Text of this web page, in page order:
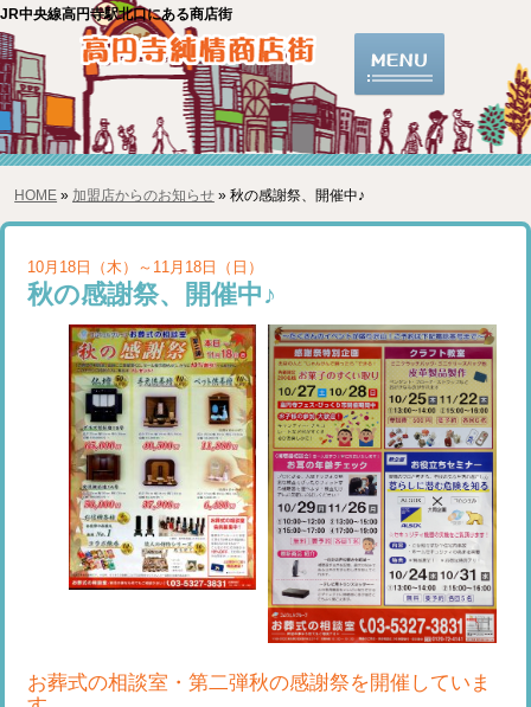
JR中央線高円寺駅北口にある商店街
HOME » 加盟店からのお知らせ» 秋の感謝祭、開催中♪
10月18日（木）～11月18日（日）
秋の感謝祭、開催中♪
お葬式の相談室・第二弾秋の感謝祭を開催していま